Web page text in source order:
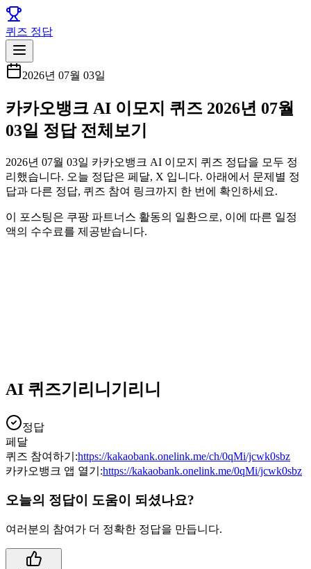
퀴즈 정답
2026년 07월 03일
카카오뱅크 AI 이모지 퀴즈 2026년 07월
03일 정답 전체보기
2026년 07월 03일 카카오뱅크 AI 이모지 퀴즈 정답을 모두 정
리했습니다. 오늘 정답은 페달, X 입니다. 아래에서 문제별 정
답과 다른 정답, 퀴즈 참여 링크까지 한 번에 확인하세요.
이 포스팅은 쿠팡 파트너스 활동의 일환으로, 이에 따른 일정
액의 수수료를 제공받습니다.
AI 퀴즈기리니기리니
정답
페달
퀴즈 참여하기:https://kakaobank.onelink.me/ch/0qMi/jcwk0sbz
카카오뱅크 앱 열기:https://kakaobank.onelink.me/0qMi/jcwk0sbz
오늘의 정답이 도움이 되셨나요?
여러분의 참여가 더 정확한 정답을 만듭니다.